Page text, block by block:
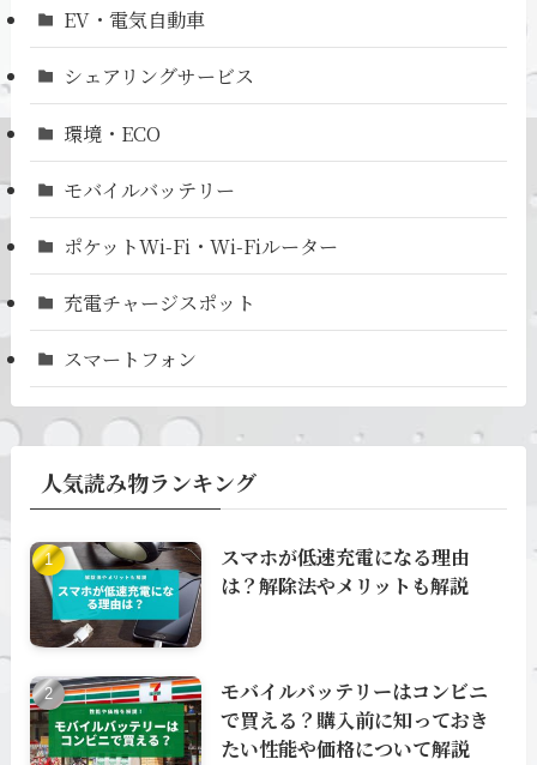
EV・電気自動車
シェアリングサービス
環境・ECO
モバイルバッテリー
ポケットWi-Fi・Wi-Fiルーター
充電チャージスポット
スマートフォン
人気読み物ランキング
スマホが低速充電になる理由
は？解除法やメリットも解説
モバイルバッテリーはコンビニ
で買える？購入前に知っておき
たい性能や価格について解説